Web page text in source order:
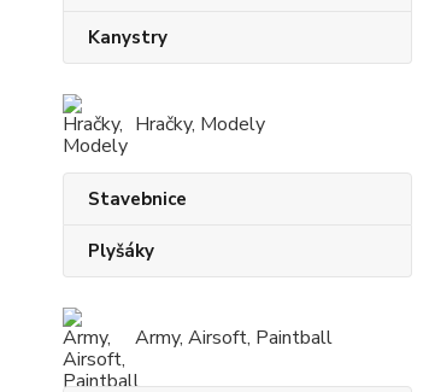
Kanystry
Hračky, Modely
Stavebnice
Plyšáky
Army, Airsoft, Paintball